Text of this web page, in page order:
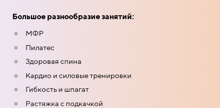
Большое разнообразие занятий:
МФР
Пилатес
Здоровая спина
Кардио и силовые тренировки
Гибкость и шпагат
Растяжка с подкачкой